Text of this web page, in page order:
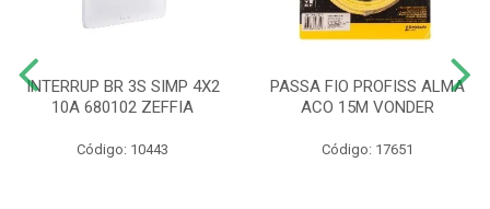
INTERRUP BR 3S SIMP 4X2
10A 680102 ZEFFIA
Código: 10443
PASSA FIO PROFISS ALMA
ACO 15M VONDER
Código: 17651